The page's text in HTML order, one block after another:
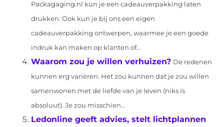
Packagaging.nl kun je een cadeauverpakking laten
drukken. Ook kun je bij ons een eigen
cadeauverpakking ontwerpen, waarmee je een goede
indruk kan maken op klanten of...
Waarom zou je willen verhuizen? De redenen
kunnen erg variëren. Het zou kunnen dat je zou willen
samenwonen met de liefde van je leven (niks is
absoluut). Je zou misschien...
Ledonline geeft advies, stelt lichtplannen